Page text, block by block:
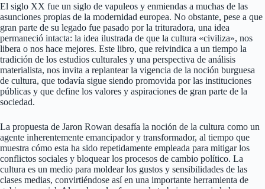
El siglo XX fue un siglo de vapuleos y enmiendas a muchas de las
asunciones propias de la modernidad europea. No obstante, pese a que
gran parte de su legado fue pasado por la trituradora, una idea
permaneció intacta: la idea ilustrada de que la cultura «civiliza», nos
libera o nos hace mejores. Este libro, que reivindica a un tiempo la
tradición de los estudios culturales y una perspectiva de análisis
materialista, nos invita a replantear la vigencia de la noción burguesa
de cultura, que todavía sigue siendo promovida por las instituciones
públicas y que define los valores y aspiraciones de gran parte de la
sociedad.
La propuesta de Jaron Rowan desafía la noción de la cultura como un
agente inherentemente emancipador y transformador, al tiempo que
muestra cómo esta ha sido repetidamente empleada para mitigar los
conflictos sociales y bloquear los procesos de cambio político. La
cultura es un medio para moldear los gustos y sensibilidades de las
clases medias, convirtiéndose así en una importante herramienta de